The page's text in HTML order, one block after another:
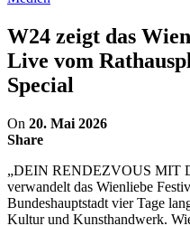
W24 zeigt das
Live vom
Special
On 20. Mai 2026
Share
„DEIN RENDEZVOUS MIT
verwandelt das Wienliebe
Bundeshauptstadt vier Tage
Kultur und Kunsthandwerk.